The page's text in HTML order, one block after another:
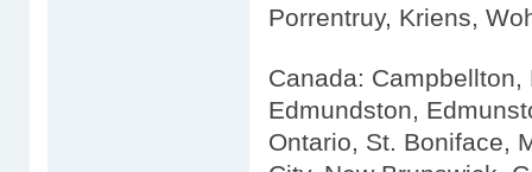
Porrentruy, Kriens,
Canada:
Edmundston,
Ontario, St. Boniface,